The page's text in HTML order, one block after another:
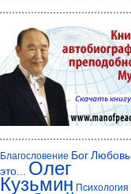
Благословение БогЛюбовь
это...
Олег
Кузьмин Психология